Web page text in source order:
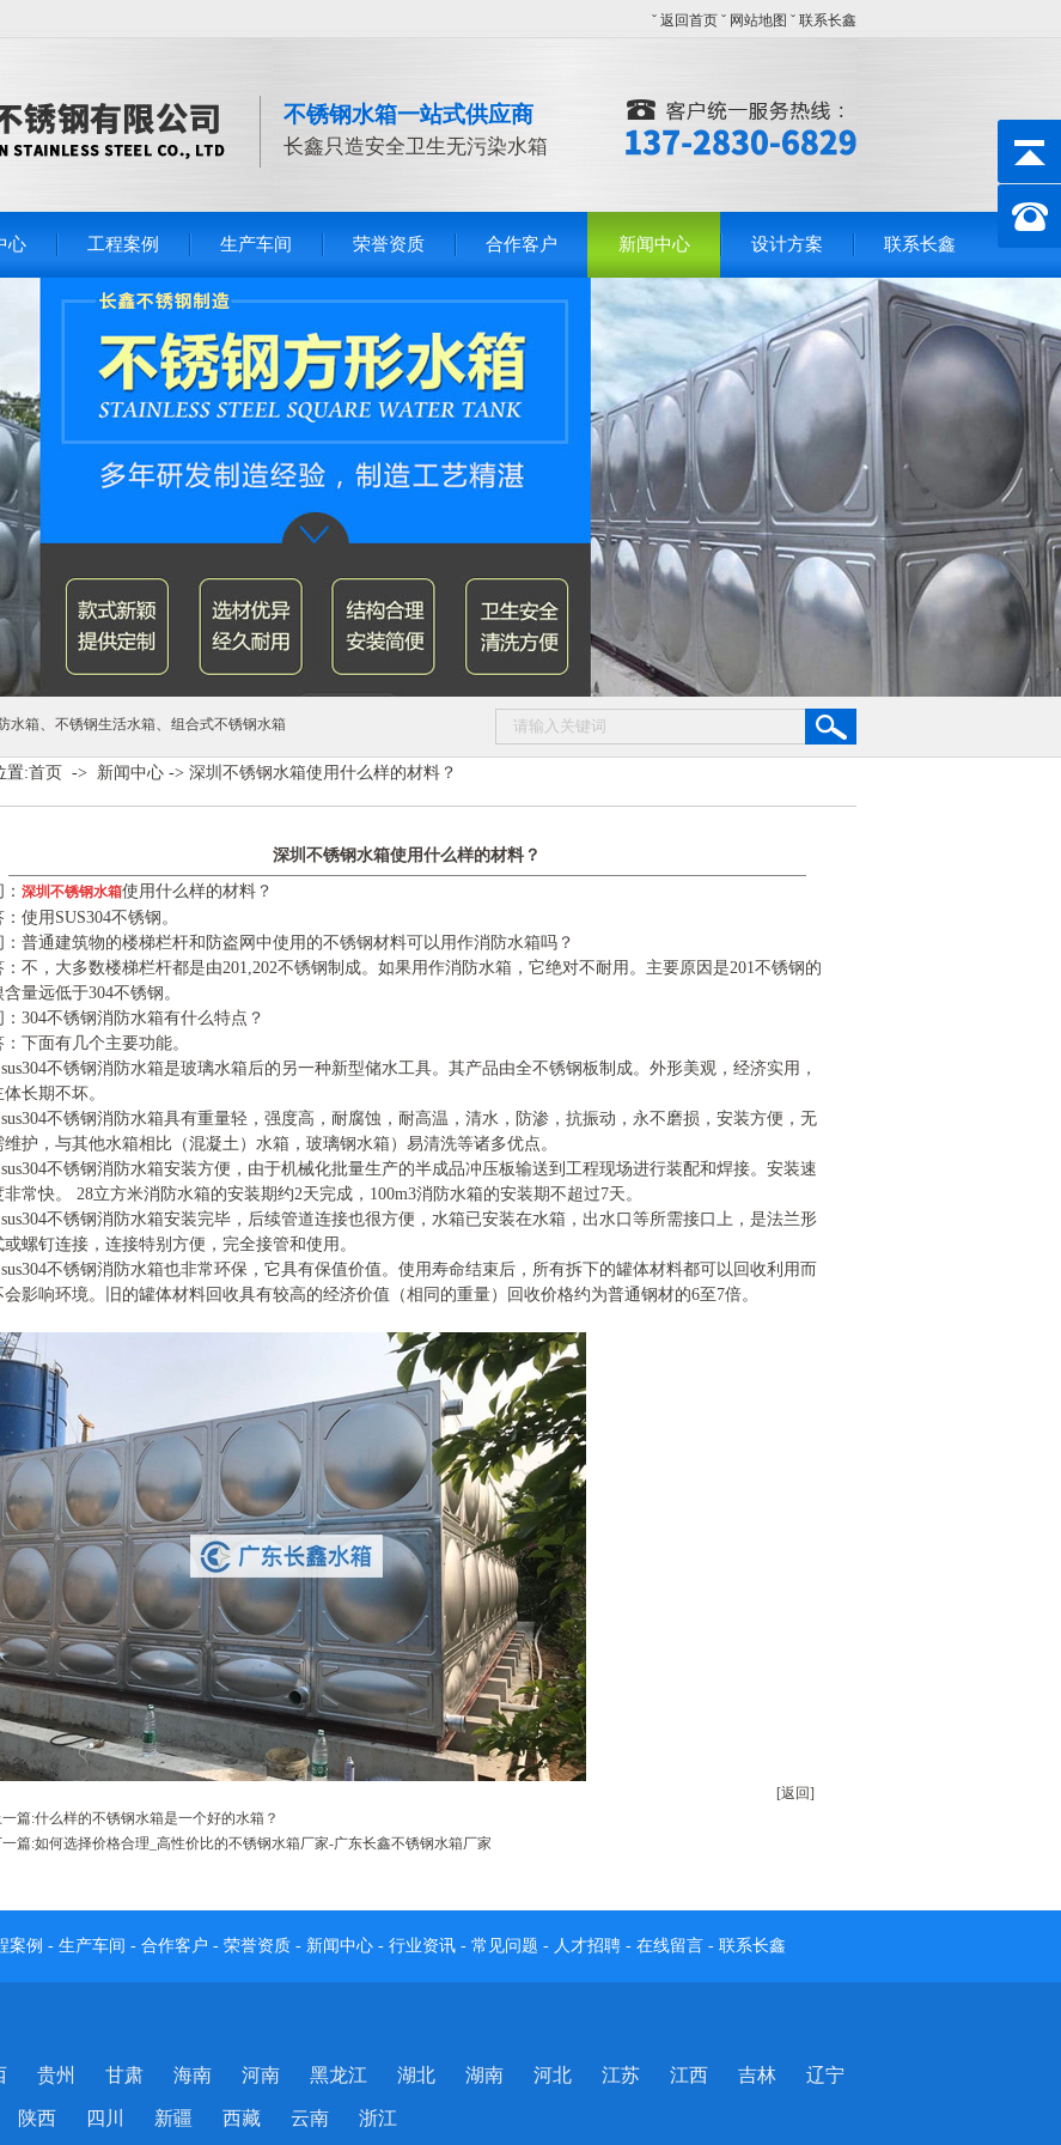
ˇ 返回首页 ˇ 网站地图 ˇ 联系长鑫
不锈钢水箱一站式供应商
长鑫只造安全卫生无污染水箱
心 工程案例 生产车间 荣誉资质 合作客户 新闻中心 设计方案 联系长鑫
水箱、 不锈钢生活水箱、 组合式不锈钢水箱
置:首页 -> 新闻中心 -> 深圳不锈钢水箱使用什么样的材料？
深圳不锈钢水箱使用什么样的材料？
深圳不锈钢水箱使用什么样的材料？
：使用SUS304不锈钢。
：普通建筑物的楼梯栏杆和防盗网中使用的不锈钢材料可以用作消防水箱吗？
：不，大多数楼梯栏杆都是由201,202不锈钢制成。如果用作消防水箱，它绝对不耐用。主要原因是201不锈钢的
含量远低于304不锈钢。
：304不锈钢消防水箱有什么特点？
：下面有几个主要功能。
不锈钢消防水箱是玻璃水箱后的另一种新型储水工具。其产品由全不锈钢板制成。外形美观，经济实用，
体长期不坏。
不锈钢消防水箱具有重量轻，强度高，耐腐蚀，耐高温，清水，防渗，抗振动，永不磨损，安装方便，无
维护，与其他水箱相比（混凝土）水箱，玻璃钢水箱）易清洗等诸多优点。
不锈钢消防水箱安装方便，由于机械化批量生产的半成品冲压板输送到工程现场进行装配和焊接。安装速
非常快。 28立方米消防水箱的安装期约2天完成，100m3消防水箱的安装期不超过7天。
不锈钢消防水箱安装完毕，后续管道连接也很方便，水箱已安装在水箱，出水口等所需接口上，是法兰形
或螺钉连接，连接特别方便，完全接管和使用。
不锈钢消防水箱也非常环保，它具有保值价值。使用寿命结束后，所有拆下的罐体材料都可以回收利用而
会影响环境。旧的罐体材料回收具有较高的经济价值（相同的重量）回收价格约为普通钢材的6至7倍。
[返回]
篇:什么样的不锈钢水箱是一个好的水箱？
篇:如何选择价格合理_高性价比的不锈钢水箱厂家-广东长鑫不锈钢水箱厂家
案例 - 生产车间 - 合作客户 - 荣誉资质 - 新闻中心 - 行业资讯 - 常见问题 - 人才招聘 - 在线留言 - 联系长鑫
贵州 甘肃 海南 河南 黑龙江 湖北 湖南 河北 江苏 江西 吉林 辽宁
陕西 四川 新疆 西藏 云南 浙江